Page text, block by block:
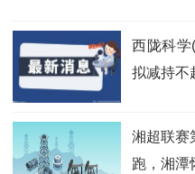
西陇科学
拟减持不
湘超联赛
跑，湘潭